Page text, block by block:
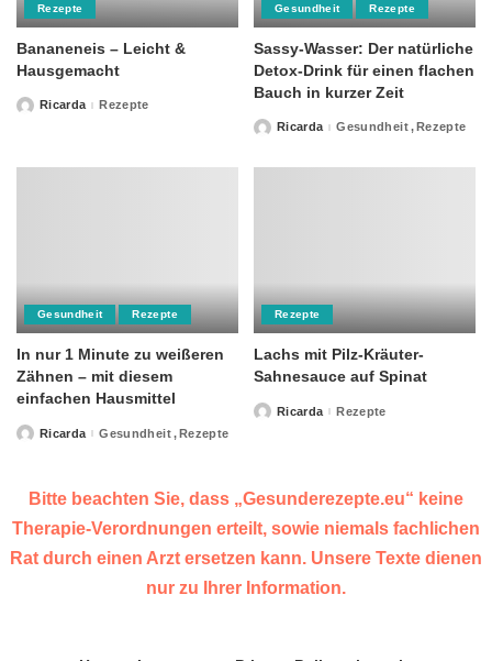
Rezepte
Bananeneis – Leicht &
Hausgemacht
PostedRicarda Rezepte
Gesundheit Rezepte
Sassy-Wasser: Der natürliche
Detox-Drink für einen flachen
Bauch in kurzer Zeit
PostedRicarda Gesundheit Rezepte
Gesundheit Rezepte
In nur 1 Minute zu weißeren
Zähnen – mit diesem
einfachen Hausmittel
PostedRicarda Gesundheit Rezepte
Rezepte
Lachs mit Pilz-Kräuter-
Sahnesauce auf Spinat
PostedRicarda Rezepte
Bitte beachten Sie, dass „Gesunderezepte.eu“ keine
Therapie-Verordnungen erteilt, sowie niemals fachlichen
Rat durch einen Arzt ersetzen kann. Unsere Texte dienen
nur zu Ihrer Information.